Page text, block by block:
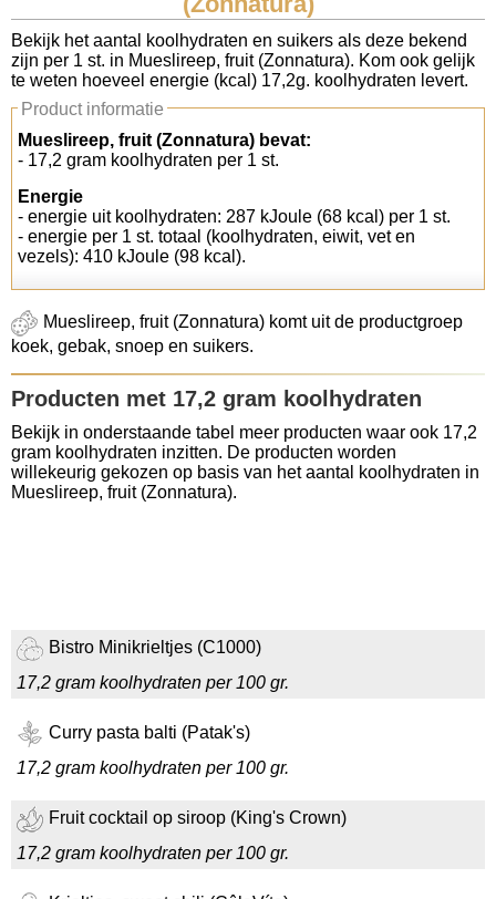
Koolhydraten tellen
Links
Bekijk het aantal koolhydraten en suikers als deze bekend
zijn per 1 st. in Mueslireep, fruit (Zonnatura). Kom ook gelijk
te weten hoeveel energie (kcal) 17,2g. koolhydraten levert.
Product informatie
Mueslireep, fruit (Zonnatura) bevat:
- 17,2 gram koolhydraten per 1 st.
Energie
- energie uit koolhydraten: 287 kJoule (68 kcal) per 1 st.
- energie per 1 st. totaal (koolhydraten, eiwit, vet en
vezels): 410 kJoule (98 kcal).
Mueslireep, fruit (Zonnatura) komt uit de productgroep
koek, gebak, snoep en suikers.
Producten met 17,2 gram koolhydraten
Bekijk in onderstaande tabel meer producten waar ook 17,2
gram koolhydraten inzitten. De producten worden
willekeurig gekozen op basis van het aantal koolhydraten in
Mueslireep, fruit (Zonnatura).
Bistro Minikrieltjes (C1000)
17,2 gram koolhydraten per 100 gr.
Curry pasta balti (Patak's)
17,2 gram koolhydraten per 100 gr.
Fruit cocktail op siroop (King's Crown)
17,2 gram koolhydraten per 100 gr.